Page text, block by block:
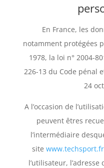
En France, les
notamment protégées
1978, la loi n° 2004-
226-13 du Code pénal
24
A l’occasion de
peuvent êtres
l’intermédiaire
site www.techsport.fr
l’utilisateur,